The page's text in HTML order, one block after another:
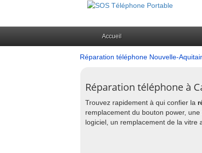
Accueil
Réparation téléphone Nouvelle-
Réparation téléphone à
Trouvez rapidement à qui confier la
remplacement du bouton power,
logiciel, un remplacement de la vitre